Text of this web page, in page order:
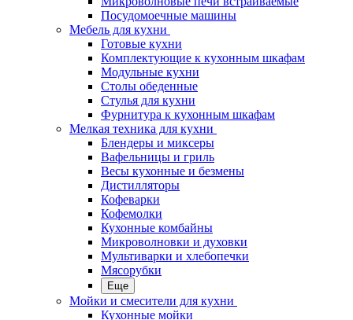
Посудомоечные машины
Мебель для кухни
Готовые кухни
Комплектующие к кухонным шкафам
Модульные кухни
Столы обеденные
Стулья для кухни
Фурнитура к кухонным шкафам
Мелкая техника для кухни
Блендеры и миксеры
Вафельницы и гриль
Весы кухонные и безмены
Дистилляторы
Кофеварки
Кофемолки
Кухонные комбайны
Микроволновки и духовки
Мультиварки и хлебопечки
Мясорубки
Еще
Мойки и смесители для кухни
Кухонные мойки